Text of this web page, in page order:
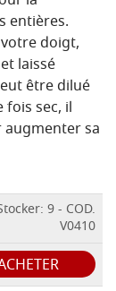
entières.
doigt,
laissé
être dilué
fois sec, il
sa
9 - COD.
V0410